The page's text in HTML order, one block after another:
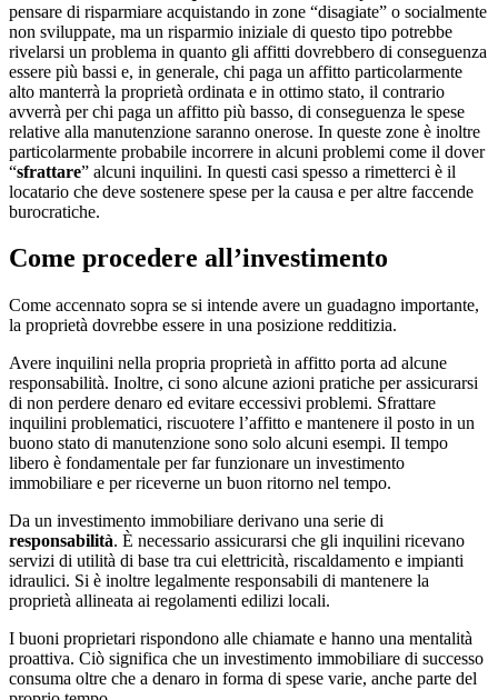
pensare di risparmiare acquistando in zone “disagiate” o socialmente
non sviluppate, ma un risparmio iniziale di questo tipo potrebbe
rivelarsi un problema in quanto gli affitti dovrebbero di conseguenza
essere più bassi e, in generale, chi paga un affitto particolarmente
alto manterrà la proprietà ordinata e in ottimo stato, il contrario
avverrà per chi paga un affitto più basso, di conseguenza le spese
relative alla manutenzione saranno onerose. In queste zone è inoltre
particolarmente probabile incorrere in alcuni problemi come il dover
“sfrattare” alcuni inquilini. In questi casi spesso a rimetterci è il
locatario che deve sostenere spese per la causa e per altre faccende
burocratiche.
Come procedere all’investimento
Come accennato sopra se si intende avere un guadagno importante,
la proprietà dovrebbe essere in una posizione redditizia.
Avere inquilini nella propria proprietà in affitto porta ad alcune
responsabilità. Inoltre, ci sono alcune azioni pratiche per assicurarsi
di non perdere denaro ed evitare eccessivi problemi. Sfrattare
inquilini problematici, riscuotere l’affitto e mantenere il posto in un
buono stato di manutenzione sono solo alcuni esempi. Il tempo
libero è fondamentale per far funzionare un investimento
immobiliare e per riceverne un buon ritorno nel tempo.
Da un investimento immobiliare derivano una serie di
responsabilità. È necessario assicurarsi che gli inquilini ricevano
servizi di utilità di base tra cui elettricità, riscaldamento e impianti
idraulici. Si è inoltre legalmente responsabili di mantenere la
proprietà allineata ai regolamenti edilizi locali.
I buoni proprietari rispondono alle chiamate e hanno una mentalità
proattiva. Ciò significa che un investimento immobiliare di successo
consuma oltre che a denaro in forma di spese varie, anche parte del